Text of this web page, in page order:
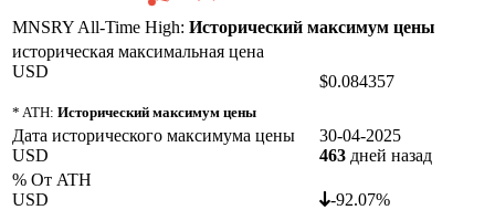
MNSRY All-Time High: Исторический максимум цены
историческая максимальная цена
USD
* ATH: Исторический максимум цены
$0.084357
Дата исторического максимума цены
USD
30-04-2025
463 дней назад
% От ATH
USD
-92.07%